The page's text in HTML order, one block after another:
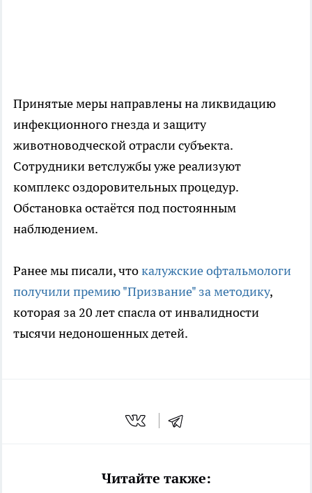
Принятые меры направлены на ликвидацию
инфекционного гнезда и защиту
животноводческой отрасли субъекта.
Сотрудники ветслужбы уже реализуют
комплекс оздоровительных процедур.
Обстановка остаётся под постоянным
наблюдением.
Ранее мы писали, чтокалужские офтальмологи
получили премию "Призвание" за методику,
которая за 20 лет спасла от инвалидности
тысячи недоношенных детей.
Читайте также: